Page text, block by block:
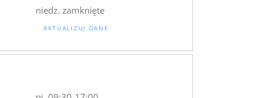
niedz. zamknięte
AKTUALIZUJ DANE